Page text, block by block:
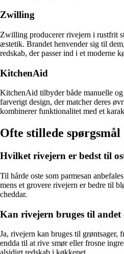
Zwilling
Zwilling producerer rivejern i rustfrit
æstetik. Brandet henvender sig til
redskab, der passer ind i et moderne
KitchenAid
KitchenAid tilbyder både manuelle
farverigt design, der matcher deres
kombinerer funktionalitet med et
Ofte stillede spørgsmål
Hvilket rivejern er bedst til
Til hårde oste som parmesan
mens et grovere rivejern er bedre til
cheddar.
Kan rivejern bruges til andet
Ja, rivejern kan bruges til grøntsager,
endda til at rive smør eller frosne